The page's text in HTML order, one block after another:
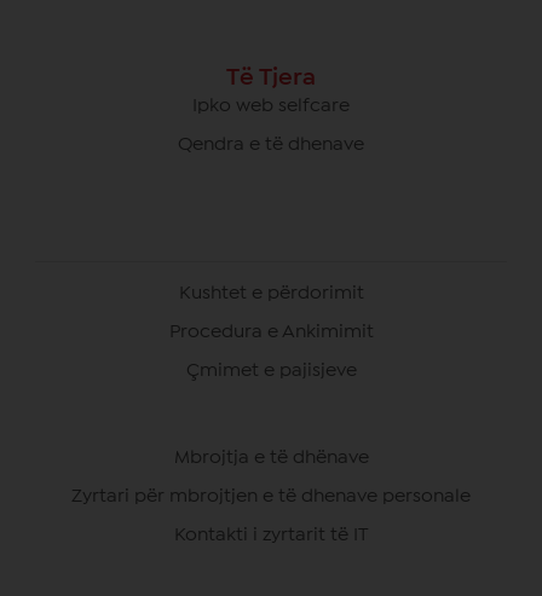
Të Tjera
Ipko web selfcare
Qendra e të dhenave
Kushtet e përdorimit
Procedura e Ankimimit
Çmimet e pajisjeve
Mbrojtja e të dhënave
Zyrtari për mbrojtjen e të dhenave personale
Kontakti i zyrtarit të IT